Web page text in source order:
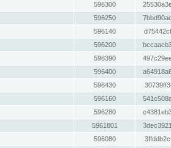
596300
596250
596140
596200
596390
596400
596430
596160
596280
5961801
596080